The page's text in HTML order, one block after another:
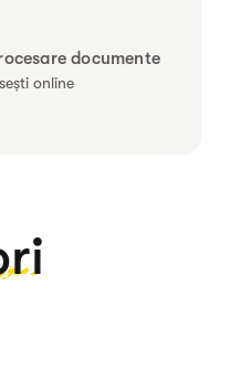
documente
online